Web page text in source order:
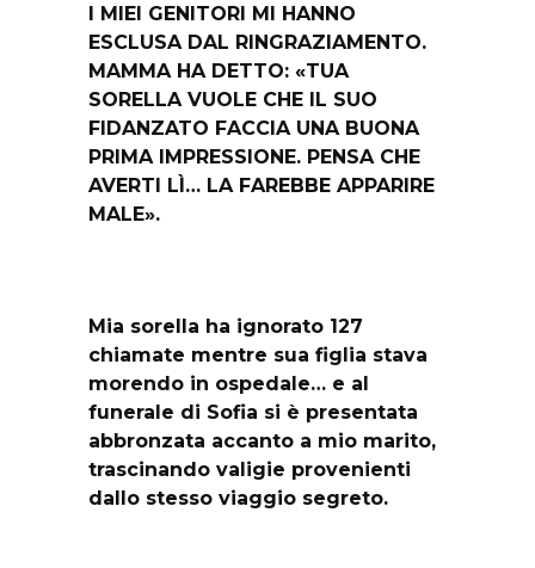
I MIEI GENITORI MI HANNO
ESCLUSA DAL RINGRAZIAMENTO.
MAMMA HA DETTO: «TUA
SORELLA VUOLE CHE IL SUO
FIDANZATO FACCIA UNA BUONA
PRIMA IMPRESSIONE. PENSA CHE
AVERTI LÌ… LA FAREBBE APPARIRE
MALE».
Mia sorella ha ignorato 127
chiamate mentre sua figlia stava
morendo in ospedale… e al
funerale di Sofia si è presentata
abbronzata accanto a mio marito,
trascinando valigie provenienti
dallo stesso viaggio segreto.